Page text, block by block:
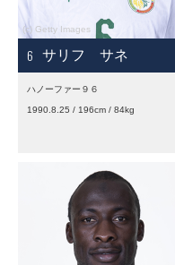
6 サリフ サネ
ハノーファー９６
1990.8.25 / 196cm / 84kg